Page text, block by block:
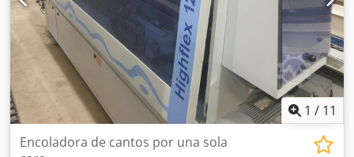
x 1250 x 1600 mm (largo x ancho x alto) Peso: aprox. 950 kg.
La máquina se puede demostrar con gusto en nuestras
instalaciones, previa cita. Solo ofrecemos máquinas que
están listas para su demostración en nuestro almacén,
consulte "otras ofertas de este proveedor".
1 / 11
Encoladora de cantos por una sola